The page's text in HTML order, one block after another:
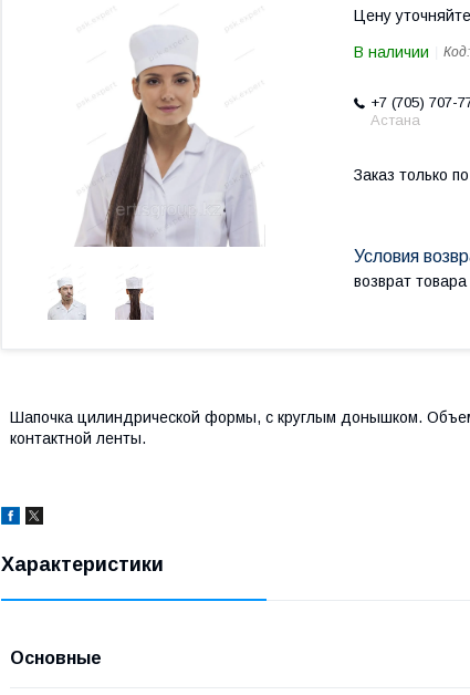
Цену уточняйте
В наличии Код:
+7 (705) 707-
Астана
Заказ только
возврат
Шапочка цилиндрической формы, с круглым донышком.
контактной ленты.
Характеристики
Основные